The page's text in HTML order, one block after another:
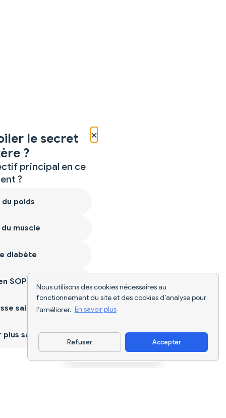
Nous utilisons des cookies nécessaires au
fonctionnement du site et des cookies d’analyse pour
l’améliorer. En savoir plus
Refuser Accepter
Télécharger l'appli
×
le secret
?
principal en ce
?
poids
muscle
diabète
SOPK
saine
sain